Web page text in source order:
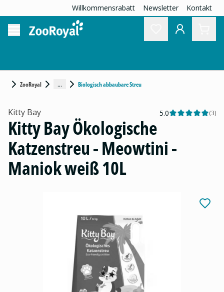
Willkommensrabatt Newsletter Kontakt
ZooRoyal ... Biologisch abbaubare Streu
Kitty Bay 5.0 (3)
Kitty Bay Ökologische
Katzenstreu - Meowtini -
Maniok weiß 10L